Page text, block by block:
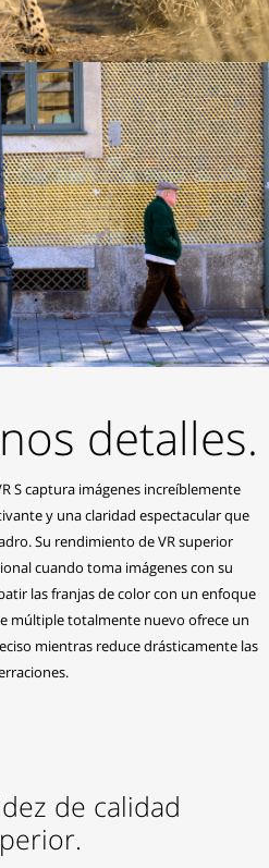
detalles.
S captura imágenes increíblemente
y una claridad espectacular que
Su rendimiento de VR superior
cuando toma imágenes con su
las franjas de color con un enfoque
múltiple totalmente nuevo ofrece un
mientras reduce drásticamente las
de calidad